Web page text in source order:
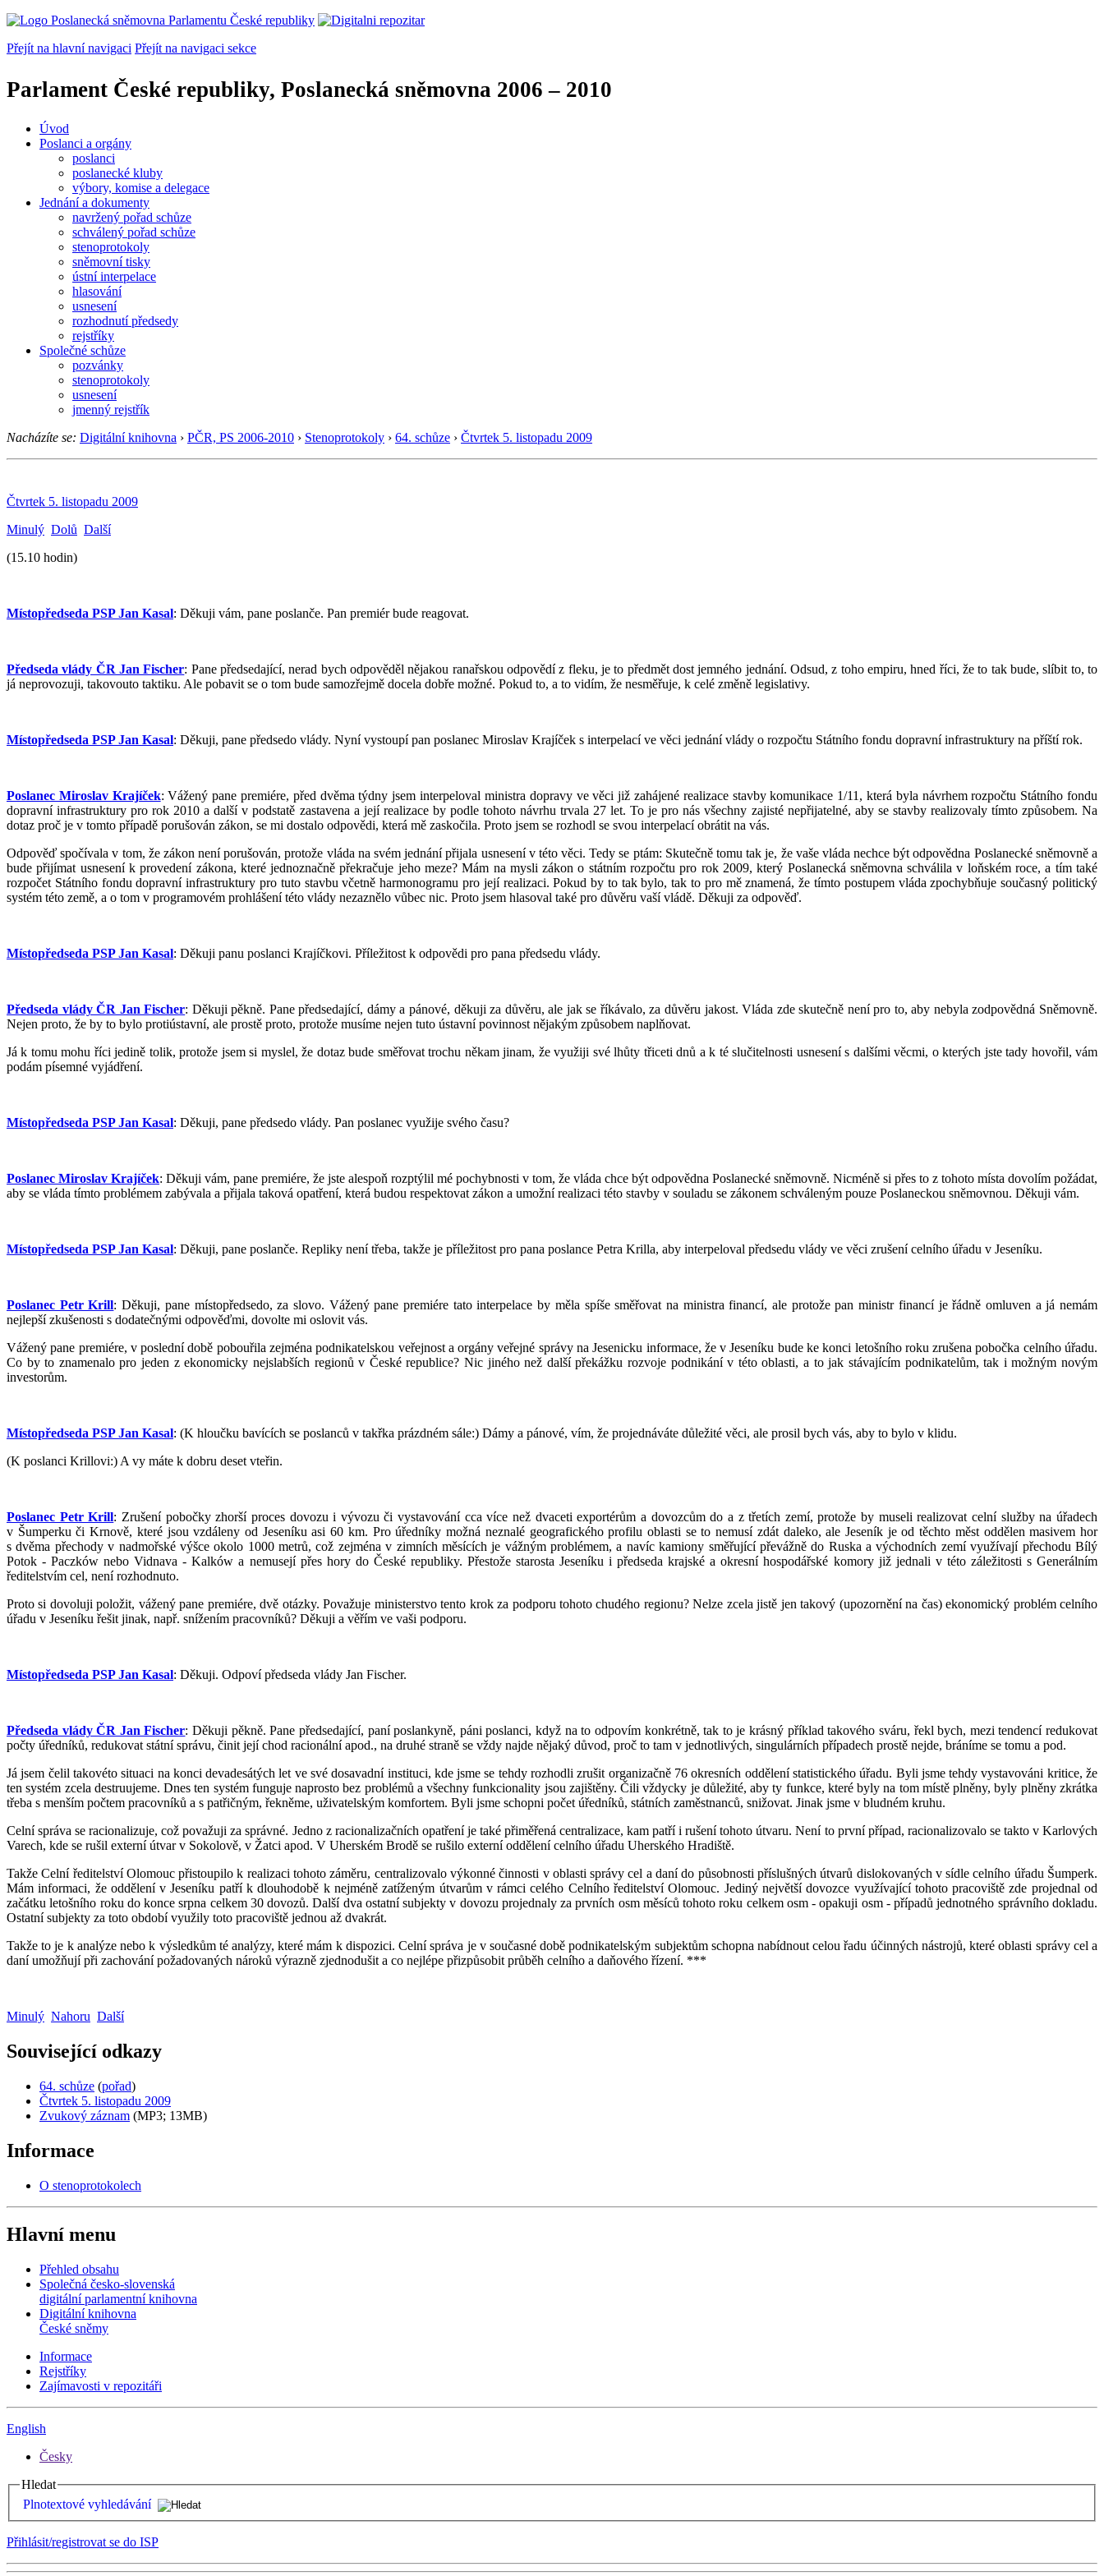
Přejít na hlavní navigaci Přejít na navigaci sekce
Parlament České republiky, Poslanecká sněmovna 2006 – 2010
Úvod
Poslanci a orgány
poslanci
poslanecké kluby
výbory, komise a delegace
Jednání a dokumenty
navržený pořad schůze
schválený pořad schůze
stenoprotokoly
sněmovní tisky
ústní interpelace
hlasování
usnesení
rozhodnutí předsedy
rejstříky
Společné schůze
pozvánky
stenoprotokoly
usnesení
jmenný rejstřík
Nacházíte se: Digitální knihovna › PČR, PS 2006-2010 › Stenoprotokoly › 64. schůze › Čtvrtek 5. listopadu 2009
Čtvrtek 5. listopadu 2009
Minulý Dolů Další
(15.10 hodin)
Místopředseda PSP Jan Kasal: Děkuji vám, pane poslanče. Pan premiér bude reagovat.
Předseda vlády ČR Jan Fischer: Pane předsedající, nerad bych odpověděl nějakou ranařskou odpovědí z fleku, je to předmět dost jemného jednání. Odsud, z toho empiru, hned říci, že to tak bude, slíbit to, to
já neprovozuji, takovouto taktiku. Ale pobavit se o tom bude samozřejmě docela dobře možné. Pokud to, a to vidím, že nesměřuje, k celé změně legislativy.
Místopředseda PSP Jan Kasal: Děkuji, pane předsedo vlády. Nyní vystoupí pan poslanec Miroslav Krajíček s interpelací ve věci jednání vlády o rozpočtu Státního fondu dopravní infrastruktury na příští rok.
Poslanec Miroslav Krajíček: Vážený pane premiére, před dvěma týdny jsem interpeloval ministra dopravy ve věci již zahájené realizace stavby komunikace 1/11, která byla návrhem rozpočtu Státního fondu
dopravní infrastruktury pro rok 2010 a další v podstatě zastavena a její realizace by podle tohoto návrhu trvala 27 let. To je pro nás všechny zajisté nepřijatelné, aby se stavby realizovaly tímto způsobem. Na
dotaz proč je v tomto případě porušován zákon, se mi dostalo odpovědi, která mě zaskočila. Proto jsem se rozhodl se svou interpelací obrátit na vás.
Odpověď spočívala v tom, že zákon není porušován, protože vláda na svém jednání přijala usnesení v této věci. Tedy se ptám: Skutečně tomu tak je, že vaše vláda nechce být odpovědna Poslanecké sněmovně a
bude přijímat usnesení k provedení zákona, které jednoznačně překračuje jeho meze? Mám na mysli zákon o státním rozpočtu pro rok 2009, který Poslanecká sněmovna schválila v loňském roce, a tím také
rozpočet Státního fondu dopravní infrastruktury pro tuto stavbu včetně harmonogramu pro její realizaci. Pokud by to tak bylo, tak to pro mě znamená, že tímto postupem vláda zpochybňuje současný politický
systém této země, a o tom v programovém prohlášení této vlády nezaznělo vůbec nic. Proto jsem hlasoval také pro důvěru vaší vládě. Děkuji za odpověď.
Místopředseda PSP Jan Kasal: Děkuji panu poslanci Krajíčkovi. Příležitost k odpovědi pro pana předsedu vlády.
Předseda vlády ČR Jan Fischer: Děkuji pěkně. Pane předsedající, dámy a pánové, děkuji za důvěru, ale jak se říkávalo, za důvěru jakost. Vláda zde skutečně není pro to, aby nebyla zodpovědná Sněmovně.
Nejen proto, že by to bylo protiústavní, ale prostě proto, protože musíme nejen tuto ústavní povinnost nějakým způsobem naplňovat.
Já k tomu mohu říci jedině tolik, protože jsem si myslel, že dotaz bude směřovat trochu někam jinam, že využiji své lhůty třiceti dnů a k té slučitelnosti usnesení s dalšími věcmi, o kterých jste tady hovořil, vám
podám písemné vyjádření.
Místopředseda PSP Jan Kasal: Děkuji, pane předsedo vlády. Pan poslanec využije svého času?
Poslanec Miroslav Krajíček: Děkuji vám, pane premiére, že jste alespoň rozptýlil mé pochybnosti v tom, že vláda chce být odpovědna Poslanecké sněmovně. Nicméně si přes to z tohoto místa dovolím požádat,
aby se vláda tímto problémem zabývala a přijala taková opatření, která budou respektovat zákon a umožní realizaci této stavby v souladu se zákonem schváleným pouze Poslaneckou sněmovnou. Děkuji vám.
Místopředseda PSP Jan Kasal: Děkuji, pane poslanče. Repliky není třeba, takže je příležitost pro pana poslance Petra Krilla, aby interpeloval předsedu vlády ve věci zrušení celního úřadu v Jeseníku.
Poslanec Petr Krill: Děkuji, pane místopředsedo, za slovo. Vážený pane premiére tato interpelace by měla spíše směřovat na ministra financí, ale protože pan ministr financí je řádně omluven a já nemám
nejlepší zkušenosti s dodatečnými odpověďmi, dovolte mi oslovit vás.
Vážený pane premiére, v poslední době pobouřila zejména podnikatelskou veřejnost a orgány veřejné správy na Jesenicku informace, že v Jeseníku bude ke konci letošního roku zrušena pobočka celního úřadu.
Co by to znamenalo pro jeden z ekonomicky nejslabších regionů v České republice? Nic jiného než další překážku rozvoje podnikání v této oblasti, a to jak stávajícím podnikatelům, tak i možným novým
investorům.
Místopředseda PSP Jan Kasal: (K hloučku bavících se poslanců v takřka prázdném sále:) Dámy a pánové, vím, že projednáváte důležité věci, ale prosil bych vás, aby to bylo v klidu.
(K poslanci Krillovi:) A vy máte k dobru deset vteřin.
Poslanec Petr Krill: Zrušení pobočky zhorší proces dovozu i vývozu či vystavování cca více než dvaceti exportérům a dovozcům do a z třetích zemí, protože by museli realizovat celní služby na úřadech
v Šumperku či Krnově, které jsou vzdáleny od Jeseníku asi 60 km. Pro úředníky možná neznalé geografického profilu oblasti se to nemusí zdát daleko, ale Jeseník je od těchto měst oddělen masivem hor
s dvěma přechody v nadmořské výšce okolo 1000 metrů, což zejména v zimních měsících je vážným problémem, a navíc kamiony směřující převážně do Ruska a východních zemí využívají přechodu Bílý
Potok - Paczków nebo Vidnava - Kalków a nemusejí přes hory do České republiky. Přestože starosta Jeseníku i předseda krajské a okresní hospodářské komory již jednali v této záležitosti s Generálním
ředitelstvím cel, není rozhodnuto.
Proto si dovoluji položit, vážený pane premiére, dvě otázky. Považuje ministerstvo tento krok za podporu tohoto chudého regionu? Nelze zcela jistě jen takový (upozornění na čas) ekonomický problém celního
úřadu v Jeseníku řešit jinak, např. snížením pracovníků? Děkuji a věřím ve vaši podporu.
Místopředseda PSP Jan Kasal: Děkuji. Odpoví předseda vlády Jan Fischer.
Předseda vlády ČR Jan Fischer: Děkuji pěkně. Pane předsedající, paní poslankyně, páni poslanci, když na to odpovím konkrétně, tak to je krásný příklad takového sváru, řekl bych, mezi tendencí redukovat
počty úředníků, redukovat státní správu, činit její chod racionální apod., na druhé straně se vždy najde nějaký důvod, proč to tam v jednotlivých, singulárních případech prostě nejde, bráníme se tomu a pod.
Já jsem čelil takovéto situaci na konci devadesátých let ve své dosavadní instituci, kde jsme se tehdy rozhodli zrušit organizačně 76 okresních oddělení statistického úřadu. Byli jsme tehdy vystavováni kritice, že
ten systém zcela destruujeme. Dnes ten systém funguje naprosto bez problémů a všechny funkcionality jsou zajištěny. Čili vždycky je důležité, aby ty funkce, které byly na tom místě plněny, byly plněny zkrátka
třeba s menším počtem pracovníků a s patřičným, řekněme, uživatelským komfortem. Byli jsme schopni počet úředníků, státních zaměstnanců, snižovat. Jinak jsme v bludném kruhu.
Celní správa se racionalizuje, což považuji za správné. Jedno z racionalizačních opatření je také přiměřená centralizace, kam patří i rušení tohoto útvaru. Není to první případ, racionalizovalo se takto v Karlových
Varech, kde se rušil externí útvar v Sokolově, v Žatci apod. V Uherském Brodě se rušilo externí oddělení celního úřadu Uherského Hradiště.
Takže Celní ředitelství Olomouc přistoupilo k realizaci tohoto záměru, centralizovalo výkonné činnosti v oblasti správy cel a daní do působnosti příslušných útvarů dislokovaných v sídle celního úřadu Šumperk.
Mám informaci, že oddělení v Jeseníku patří k dlouhodobě k nejméně zatíženým útvarům v rámci celého Celního ředitelství Olomouc. Jediný největší dovozce využívající tohoto pracoviště zde projednal od
začátku letošního roku do konce srpna celkem 30 dovozů. Další dva ostatní subjekty v dovozu projednaly za prvních osm měsíců tohoto roku celkem osm - opakuji osm - případů jednotného správního dokladu.
Ostatní subjekty za toto období využily toto pracoviště jednou až dvakrát.
Takže to je k analýze nebo k výsledkům té analýzy, které mám k dispozici. Celní správa je v současné době podnikatelským subjektům schopna nabídnout celou řadu účinných nástrojů, které oblasti správy cel a
daní umožňují při zachování požadovaných nároků výrazně zjednodušit a co nejlépe přizpůsobit průběh celního a daňového řízení. ***
Minulý Nahoru Další
Související odkazy
64. schůze (pořad)
Čtvrtek 5. listopadu 2009
Zvukový záznam (MP3; 13MB)
Informace
O stenoprotokolech
Hlavní menu
Přehled obsahu
Společná česko-slovenská
digitální parlamentní knihovna
Digitální knihovna
České sněmy
Informace
Rejstříky
Zajímavosti v repozitáři
English
Česky
Hledat
Plnotextové vyhledávání
Přihlásit/registrovat se do ISP